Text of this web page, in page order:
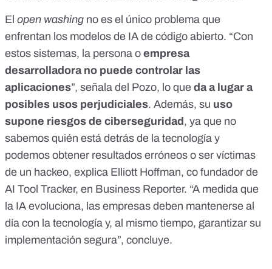
El open washing no es el único problema que
enfrentan los modelos de IA de código abierto. “Con
estos sistemas, la persona o empresa
desarrolladora no puede controlar las
aplicaciones”, señala del Pozo, lo que da a lugar a
posibles usos perjudiciales. Además, su uso
supone riesgos de ciberseguridad , ya que no
sabemos quién está detrás de la tecnología y
podemos obtener resultados erróneos o ser víctimas
de un hackeo, explica Elliott Hoffman, co fundador de
AI Tool Tracker, en Business Reporter. “A medida que
la IA evoluciona, las empresas deben mantenerse al
día con la tecnología y, al mismo tiempo, garantizar su
implementación segura”, concluye.